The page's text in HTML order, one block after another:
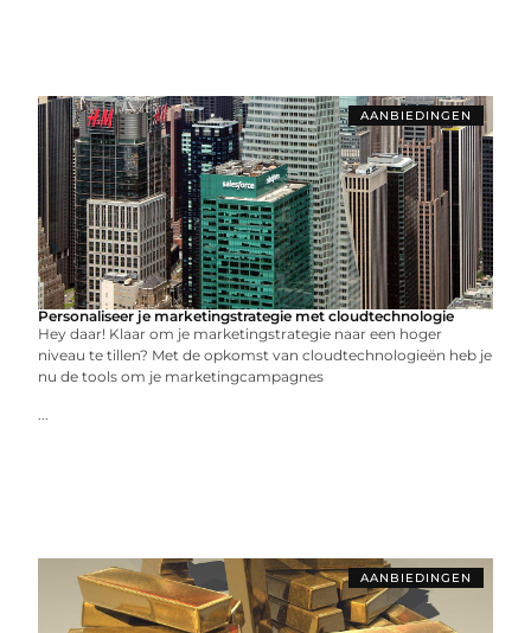
AANBIEDINGEN
Personaliseer je marketingstrategie met cloudtechnologie
Hey daar! Klaar om je marketingstrategie naar een hoger
niveau te tillen? Met de opkomst van cloudtechnologieën heb je
nu de tools om je marketingcampagnes
...
AANBIEDINGEN